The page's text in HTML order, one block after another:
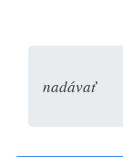
nadávať